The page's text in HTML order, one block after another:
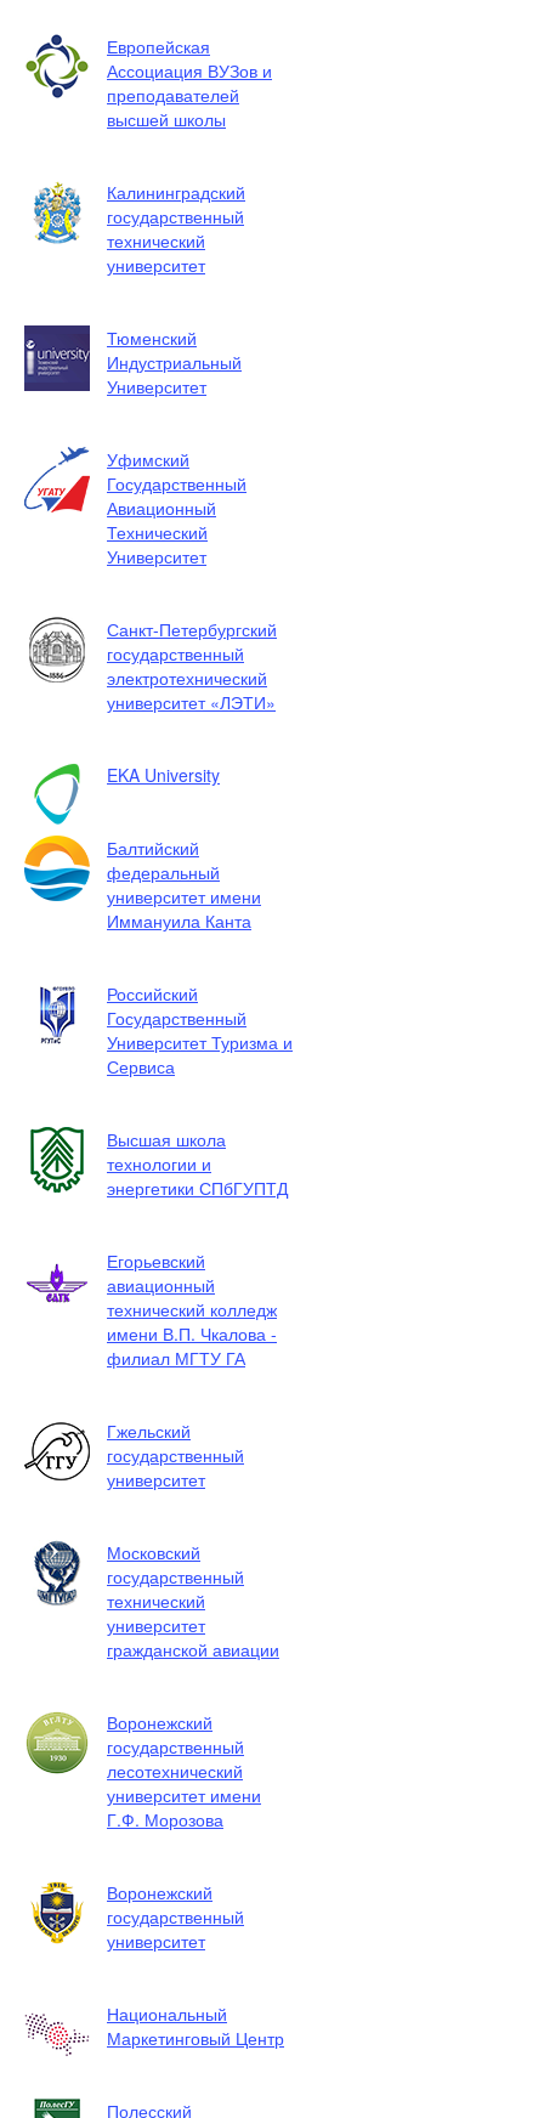
Европейская
Ассоциация ВУЗов и
преподавателей
высшей школы
Калининградский
государственный
технический
университет
Тюменский
Индустриальный
Университет
Уфимский
Государственный
Авиационный
Технический
Университет
Санкт-Петербургский
государственный
электротехнический
университет «ЛЭТИ»
EKA University
Балтийский
федеральный
университет имени
Иммануила Канта
Российский
Государственный
Университет Туризма и
Сервиса
Высшая школа
технологии и
энергетики СПбГУПТД
Егорьевский
авиационный
технический колледж
имени В.П. Чкалова -
филиал МГТУ ГА
Гжельский
государственный
университет
Московский
государственный
технический
университет
гражданской авиации
Воронежский
государственный
лесотехнический
университет имени
Г.Ф. Морозова
Воронежский
государственный
университет
Национальный
Маркетинговый Центр
Полесский